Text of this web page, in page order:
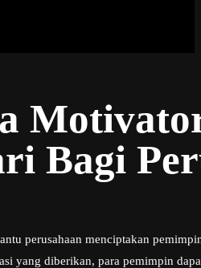
Bagi
perusahaan menciptakan
yang diberikan, para pemimpin